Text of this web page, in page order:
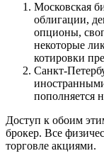
Московская
облигации,
опционы,
некоторые
котировки
Санкт-
пополняется
Доступ к обоим
брокер. Все
торговле акциями.